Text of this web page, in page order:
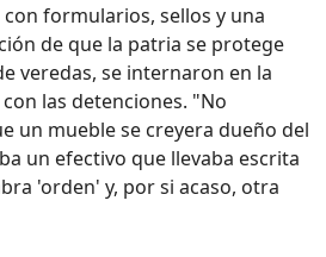
formularios, sellos y una
de que la patria se protege
veredas, se internaron en la
las detenciones. "No
un mueble se creyera dueño del
un efectivo que llevaba escrita
'orden' y, por si acaso, otra